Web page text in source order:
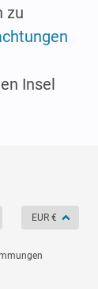
zu
Insel
EUR €